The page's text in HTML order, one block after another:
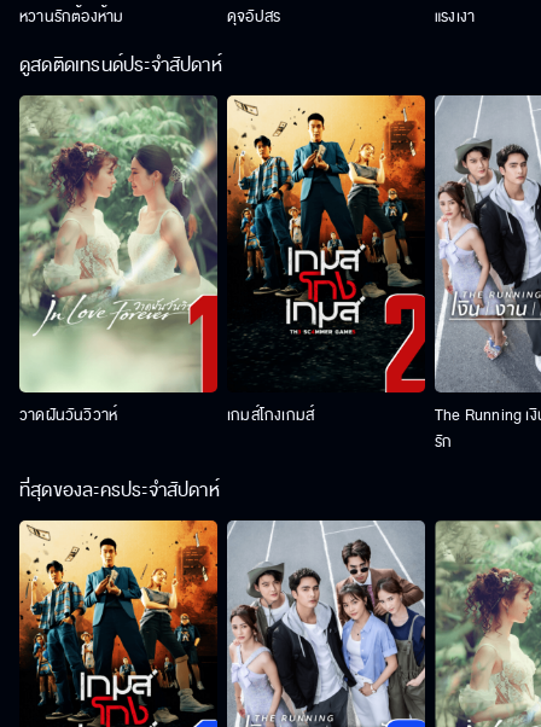
หวานรักต้องห้าม ดุจอัปสร แรงเงา
ดูสดติดเทรนด์ประจำสัปดาห์
วาดฝันวันวิวาห์ เกมส์โกงเกมส์
The Running เ
รัก
ที่สุดของละครประจำสัปดาห์